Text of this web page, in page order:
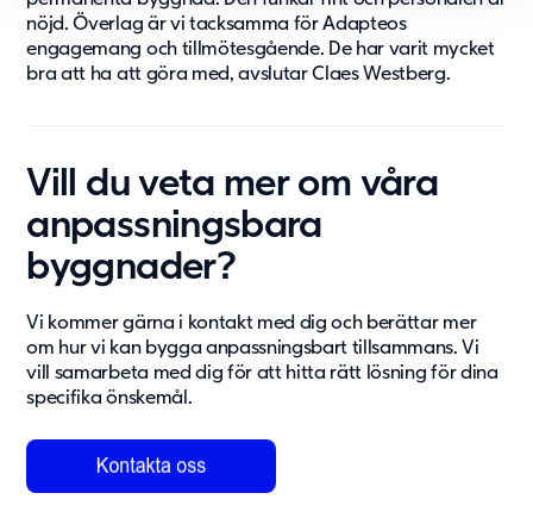
nöjd. Överlag är vi tacksamma för Adapteos
engagemang och tillmötesgående. De har varit mycket
bra att ha att göra med, avslutar Claes Westberg.
Vill du veta mer om våra
anpassningsbara
byggnader?
Vi kommer gärna i kontakt med dig och berättar mer
om hur vi kan bygga anpassningsbart tillsammans. Vi
vill samarbeta med dig för att hitta rätt lösning för dina
specifika önskemål.